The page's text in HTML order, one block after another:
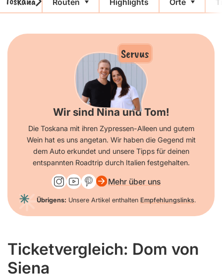
Servus
Wir sind Nina und Tom!
Die Toskana mit ihren Zypressen-Alleen und gutem
Wein hat es uns angetan. Wir haben die Gegend mit
dem Auto erkundet und unsere Tipps für deinen
entspannten Roadtrip durch Italien festgehalten.
Mehr über uns
Übrigens: Unsere Artikel enthalten Empfehlungslinks.
Ticketvergleich: Dom von
Siena